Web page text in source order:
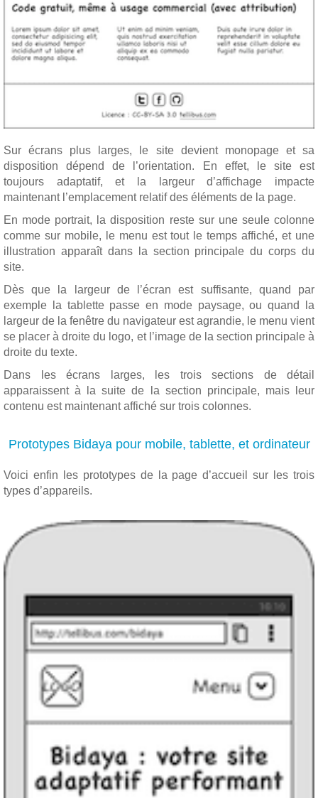
Sur écrans plus larges, le site devient monopage et sa
disposition dépend de l’orientation. En effet, le site est
toujours adaptatif, et la largeur d’affichage impacte
maintenant l’emplacement relatif des éléments de la page.
En mode portrait, la disposition reste sur une seule colonne
comme sur mobile, le menu est tout le temps affiché, et une
illustration apparaît dans la section principale du corps du
site.
Dès que la largeur de l’écran est suffisante, quand par
exemple la tablette passe en mode paysage, ou quand la
largeur de la fenêtre du navigateur est agrandie, le menu vient
se placer à droite du logo, et l’image de la section principale à
droite du texte.
Dans les écrans larges, les trois sections de détail
apparaissent à la suite de la section principale, mais leur
contenu est maintenant affiché sur trois colonnes.
Prototypes Bidaya pour mobile, tablette, et ordinateur
Voici enfin les prototypes de la page d’accueil sur les trois
types d’appareils.